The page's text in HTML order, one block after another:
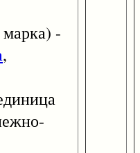
-
,